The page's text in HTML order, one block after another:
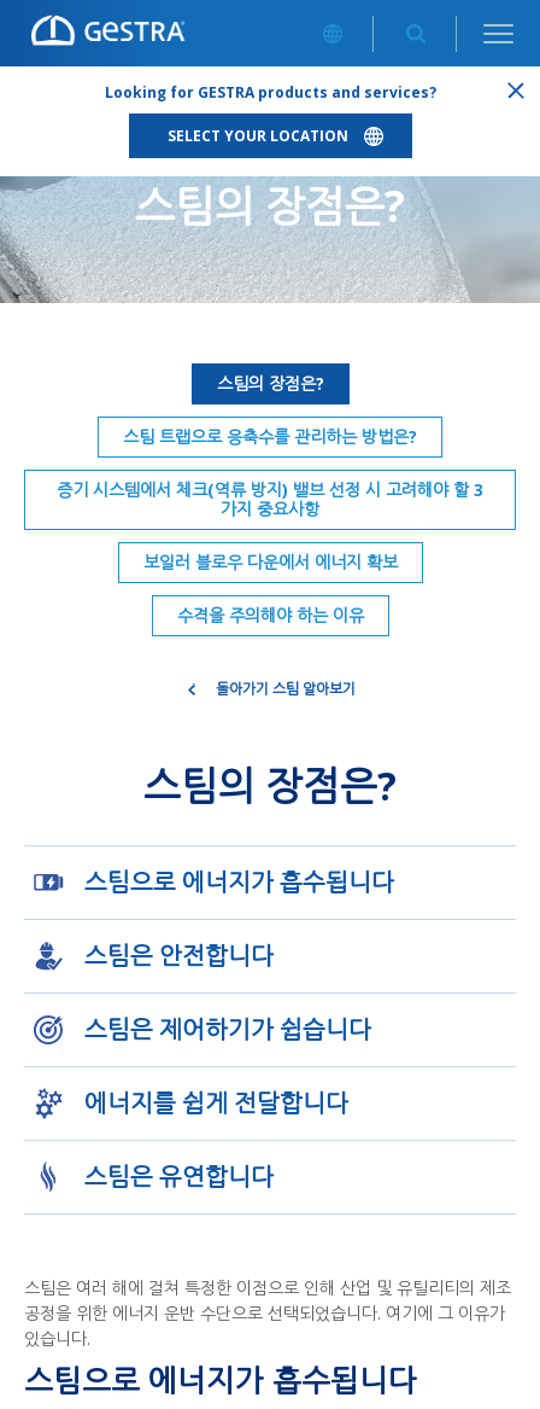
Looking for GESTRA products and services?
SELECT YOUR LOCATION
스팀 알아보기 / 스팀의 장점은?
스팀의 장점은?
스팀의 장점은?
스팀 트랩으로 응축수를 관리하는 방법은?
증기 시스템에서 체크(역류 방지) 밸브 선정 시 고려해야 할 3
가지 중요사항
보일러 블로우 다운에서 에너지 확보
수격을 주의해야 하는 이유
돌아가기 스팀 알아보기
스팀의 장점은?
스팀으로 에너지가 흡수됩니다
스팀은 안전합니다
스팀은 제어하기가 쉽습니다
에너지를 쉽게 전달합니다
스팀은 유연합니다
스팀은 여러 해에 걸쳐 특정한 이점으로 인해 산업 및 유틸리티의 제조
공정을 위한 에너지 운반 수단으로 선택되었습니다. 여기에 그 이유가
있습니다.
스팀으로 에너지가 흡수됩니다